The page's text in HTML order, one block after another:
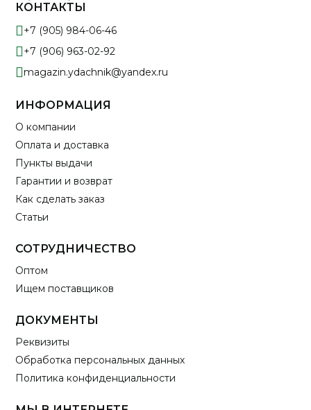
КОНТАКТЫ
+7 (905) 984-06-46
+7 (906) 963-02-92
magazin.ydachnik@yandex.ru
ИНФОРМАЦИЯ
О компании
Оплата и доставка
Пункты выдачи
Гарантии и возврат
Как сделать заказ
Статьи
СОТРУДНИЧЕСТВО
Оптом
Ищем поставщиков
ДОКУМЕНТЫ
Реквизиты
Обработка персональных данных
Политика конфиденциальности